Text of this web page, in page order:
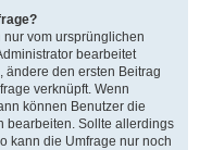
vom ursprünglichen
bearbeitet
ändere den ersten Beitrag
verknüpft. Wenn
können Benutzer die
bearbeiten. Sollte allerdings
kann die Umfrage nur noch